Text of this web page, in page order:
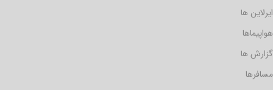
ایرلاین ها
هواپیماها
گزارش ها
مسافرها